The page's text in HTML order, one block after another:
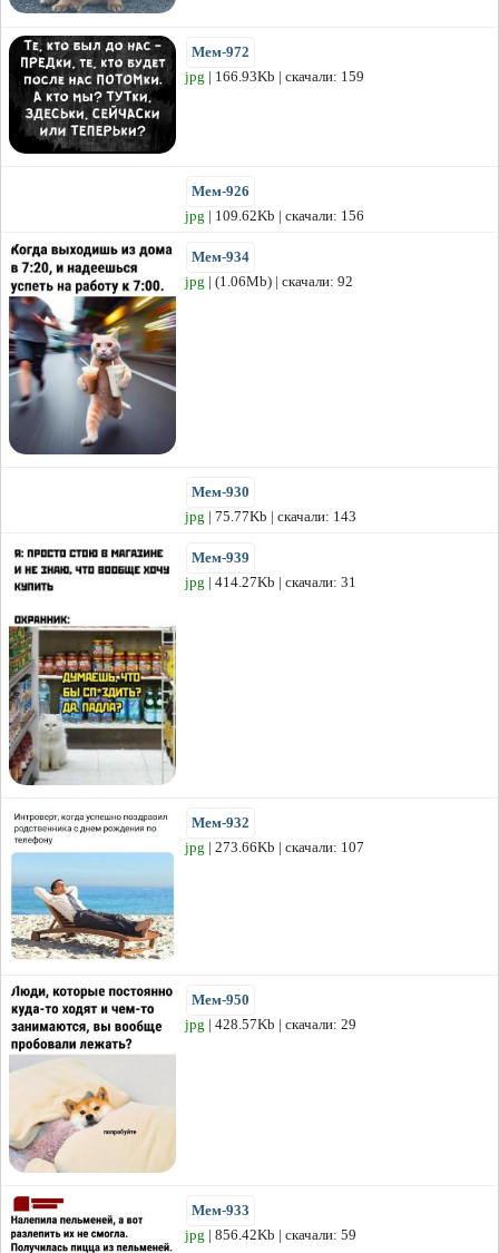
Мем-972
jpg | 166.93Kb | скачали: 159
Мем-926
jpg | 109.62Kb | скачали: 156
Мем-934
jpg | (1.06Mb) | скачали: 92
Мем-930
jpg | 75.77Kb | скачали: 143
Мем-939
jpg | 414.27Kb | скачали: 31
Мем-932
jpg | 273.66Kb | скачали: 107
Мем-950
jpg | 428.57Kb | скачали: 29
Мем-933
jpg | 856.42Kb | скачали: 59